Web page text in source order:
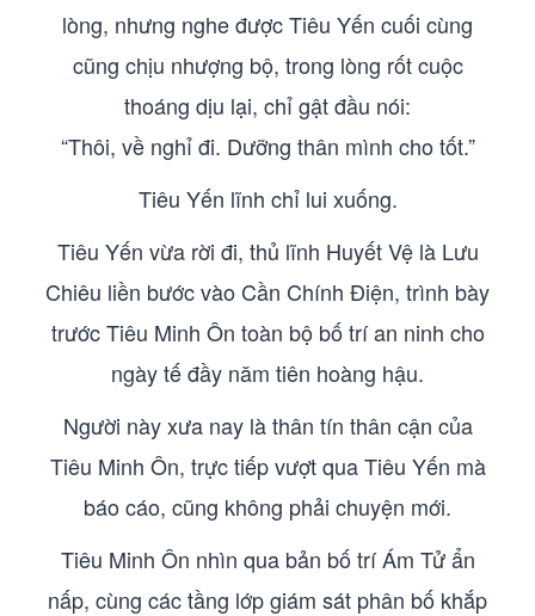
lòng, nhưng nghe được Tiêu Yến cuối cùng
cũng chịu nhượng bộ, trong lòng rốt cuộc
thoáng dịu lại, chỉ gật đầu nói:
“Thôi, về nghỉ đi. Dưỡng thân mình cho tốt.”
Tiêu Yến lĩnh chỉ lui xuống.
Tiêu Yến vừa rời đi, thủ lĩnh Huyết Vệ là Lưu
Chiêu liền bước vào Cần Chính Điện, trình bày
trước Tiêu Minh Ôn toàn bộ bố trí an ninh cho
ngày tế đầy năm tiên hoàng hậu.
Người này xưa nay là thân tín thân cận của
Tiêu Minh Ôn, trực tiếp vượt qua Tiêu Yến mà
báo cáo, cũng không phải chuyện mới.
Tiêu Minh Ôn nhìn qua bản bố trí Ám Tử ẩn
nấp, cùng các tầng lớp giám sát phân bố khắp